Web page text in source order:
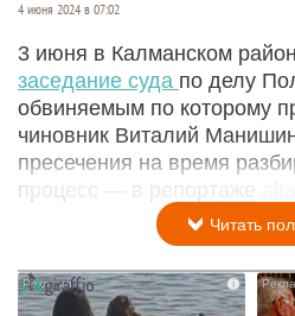
4 июня 2024 в 07:02
3 июня в Калманском
заседание суда по делу
обвиняемым по которому
чиновник Виталий
пресечения на время
процесс — в репортаже
Читать
i